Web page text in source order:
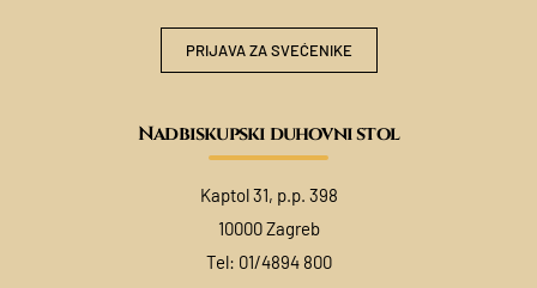
PRIJAVA ZA SVEĆENIKE
Nadbiskupski duhovni stol
Kaptol 31, p.p. 398
10000 Zagreb
Tel: 01/4894 800